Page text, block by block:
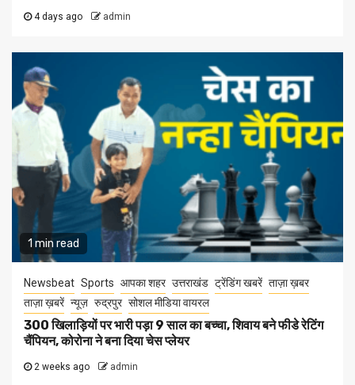
4 days ago admin
1 min read
Newsbeat Sports आपका शहर उत्तराखंड ट्रेंडिंग खबरें ताज़ा ख़बर
ताज़ा ख़बरें न्यूज़ रुद्रपुर सोशल मीडिया वायरल
300 खिलाड़ियों पर भारी पड़ा 9 साल का बच्चा, शिवाय बने फीडे रेटिंग
चैंपियन, कोरोना ने बना दिया चेस प्लेयर
2 weeks ago admin